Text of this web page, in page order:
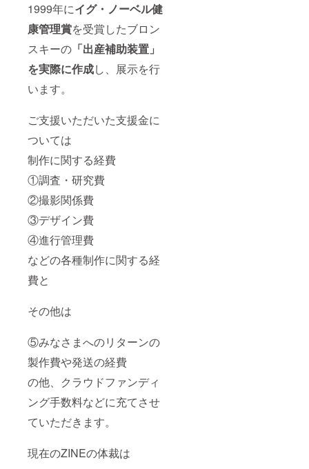
1999年にイグ・ノーベル健
康管理賞を受賞したブロン
スキーの 「出産補助装置」
を実際に作成し、展示を行
います。
ご支援いただいた支援金に
ついては
制作に関する経費
①調査・研究費
②撮影関係費
③デザイン費
④進行管理費
などの各種制作に関する経
費と
その他は
⑤みなさまへのリターンの
製作費や発送の経費
の他、クラウドファンディ
ング手数料などに充てさせ
ていただきます。
現在のZINEの体裁は